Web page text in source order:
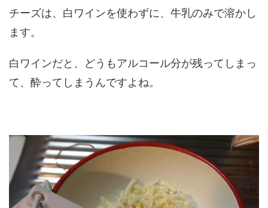
チーズは、白ワインを使わずに、牛乳のみで溶かし
ます。
白ワインだと、どうもアルコール分が残ってしまっ
て、酔ってしまうんですよね。